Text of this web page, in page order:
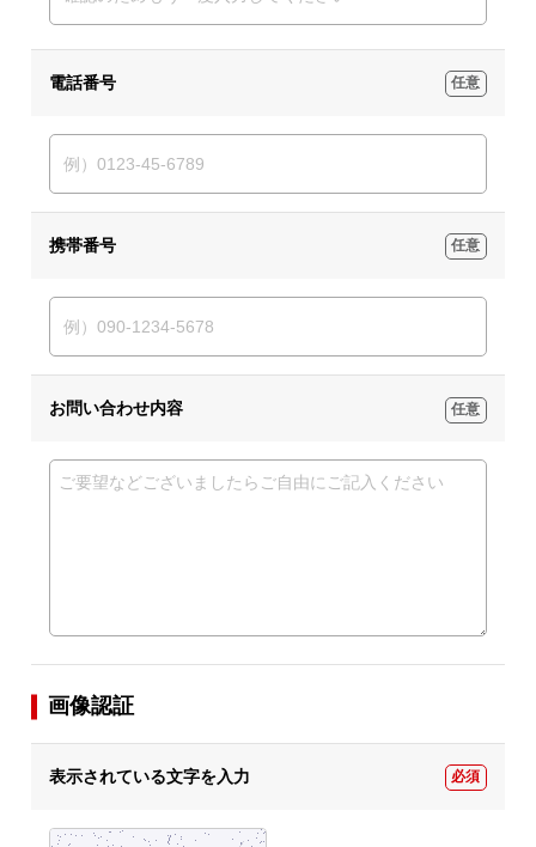
電話番号 任意
携帯番号 任意
お問い合わせ内容 任意
画像認証
表示されている文字を入力 必須